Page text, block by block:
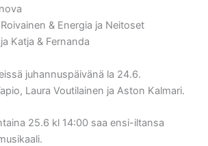
& Energia ja Neitoset
Katja & Fernanda
juhannuspäivänä la 24.6.
Laura Voutilainen ja Aston Kalmari.
25.6 kl 14:00 saa ensi-iltansa